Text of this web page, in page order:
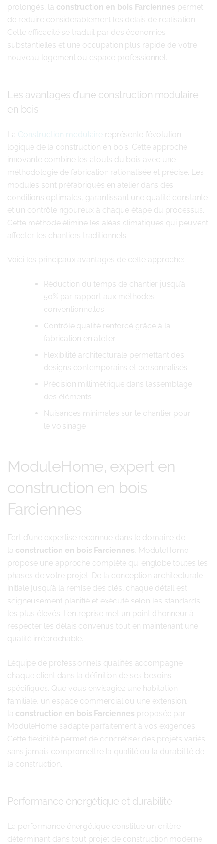
prolongés, la construction en bois Farciennes permet
de réduire considérablement les délais de réalisation.
Cette efficacité se traduit par des économies
substantielles et une occupation plus rapide de votre
nouveau logement ou espace professionnel.
Les avantages d’une construction modulaire
en bois
La Construction modulaire représente l’évolution
logique de la construction en bois. Cette approche
innovante combine les atouts du bois avec une
méthodologie de fabrication rationalisée et précise. Les
modules sont préfabriqués en atelier dans des
conditions optimales, garantissant une qualité constante
et un contrôle rigoureux à chaque étape du processus.
Cette méthode élimine les aléas climatiques qui peuvent
affecter les chantiers traditionnels.
Voici les principaux avantages de cette approche:
Réduction du temps de chantier jusqu’à
50% par rapport aux méthodes
conventionnelles
Contrôle qualité renforcé grâce à la
fabrication en atelier
Flexibilité architecturale permettant des
designs contemporains et personnalisés
Précision millimétrique dans l’assemblage
des éléments
Nuisances minimales sur le chantier pour
le voisinage
ModuleHome, expert en
construction en bois
Farciennes
Fort d’une expertise reconnue dans le domaine de
la construction en bois Farciennes , ModuleHome
propose une approche complète qui englobe toutes les
phases de votre projet. De la conception architecturale
initiale jusqu’à la remise des clés, chaque détail est
soigneusement planifié et exécuté selon les standards
les plus élevés. L’entreprise met un point d’honneur à
respecter les délais convenus tout en maintenant une
qualité irréprochable.
L’équipe de professionnels qualifiés accompagne
chaque client dans la définition de ses besoins
spécifiques. Que vous envisagiez une habitation
familiale, un espace commercial ou une extension,
la construction en bois Farciennes proposée par
ModuleHome s’adapte parfaitement à vos exigences.
Cette flexibilité permet de concrétiser des projets variés
sans jamais compromettre la qualité ou la durabilité de
la construction.
Performance énergétique et durabilité
La performance énergétique constitue un critère
déterminant dans tout projet de construction moderne.